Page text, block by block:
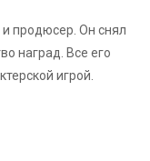
продюсер. Он снял
наград. Все его
игрой.